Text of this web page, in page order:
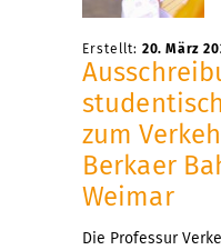
Erstellt: 20. März
zum
Berkaer
Weimar
Die Professur